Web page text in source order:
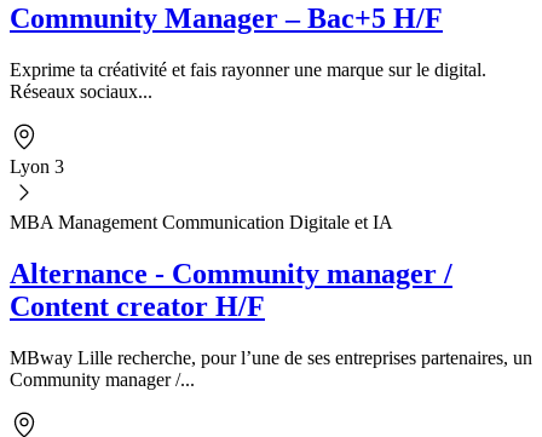
Community Manager – Bac+5 H/F
Exprime ta créativité et fais rayonner une marque sur le digital.
Réseaux sociaux...
Lyon 3
MBA Management Communication Digitale et IA
Alternance - Community manager /
Content creator H/F
MBway Lille recherche, pour l’une de ses entreprises partenaires, un
Community manager /...